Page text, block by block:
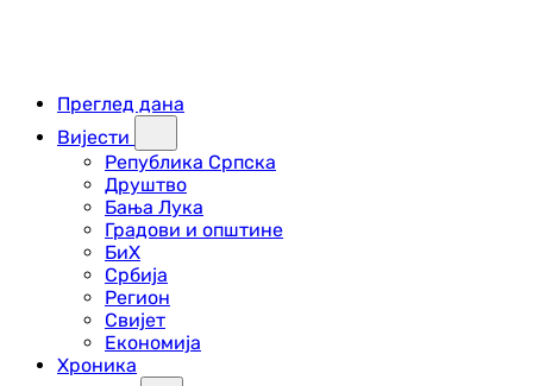
Преглед дана
Вијести
Република Српска
Друштво
Бања Лука
Градови и општине
БиХ
Србија
Регион
Свијет
Економија
Хроника